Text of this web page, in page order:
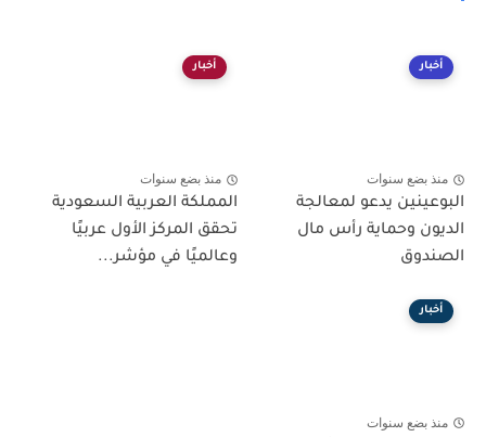
أخبار
منذ بضع سنوات
البوعينين يدعو لمعالجة
الديون وحماية رأس مال
الصندوق
أخبار
منذ بضع سنوات
المملكة العربية السعودية
تحقق المركز الأول عربيًا
وعالميًا في مؤشر...
أخبار
منذ بضع سنوات